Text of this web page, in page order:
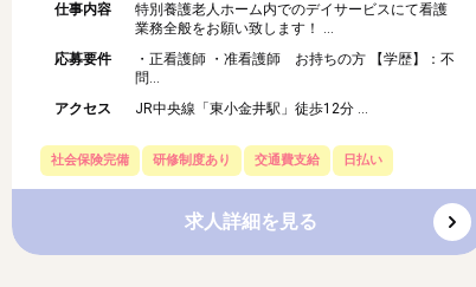
仕事内容
特別養護老人ホーム内でのデイサービスにて看護
業務全般をお願い致します！ ...
応募要件
・正看護師 ・准看護師 お持ちの方 【学歴】：不
問...
アクセス
JR中央線「東小金井駅」徒歩12分 ...
社会保険完備 研修制度あり 交通費支給 日払い
求人詳細を見る